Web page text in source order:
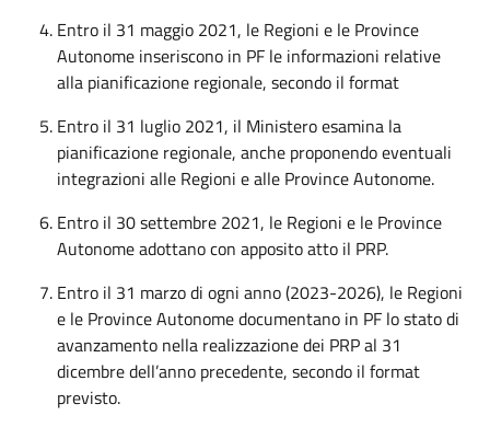
Entro il 31 maggio 2021, le Regioni e le Province
Autonome inseriscono in PF le informazioni relative
alla pianificazione regionale, secondo il format
Entro il 31 luglio 2021, il Ministero esamina la
pianificazione regionale, anche proponendo eventuali
integrazioni alle Regioni e alle Province Autonome.
Entro il 30 settembre 2021, le Regioni e le Province
Autonome adottano con apposito atto il PRP.
Entro il 31 marzo di ogni anno (2023-2026), le Regioni
e le Province Autonome documentano in PF lo stato di
avanzamento nella realizzazione dei PRP al 31
dicembre dell’anno precedente, secondo il format
previsto.